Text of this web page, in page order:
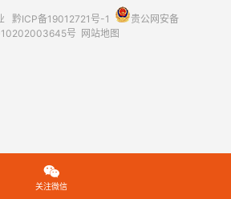
黔ICP备19012721号-1
贵公网安备
号 网站地图

关注微信